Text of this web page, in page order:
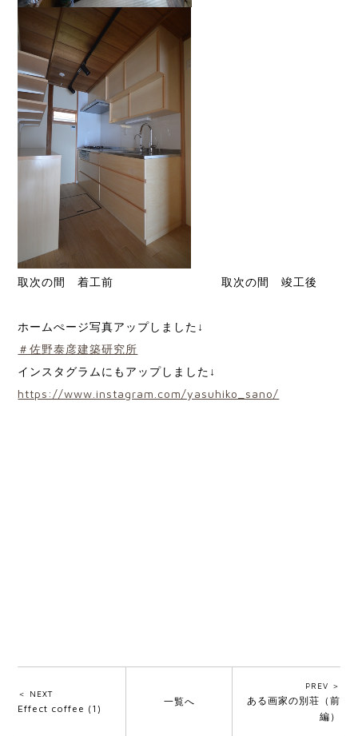
取次の間 着工前 取次の間 竣工後
ホームぺージ写真アップしました↓
＃佐野泰彦建築研究所
インスタグラムにもアップしました↓
https://www.instagram.com/yasuhiko_sano/
＜ NEXT
Effect coffee (1)
一覧へ
PREV ＞
ある画家の別荘（前
編）